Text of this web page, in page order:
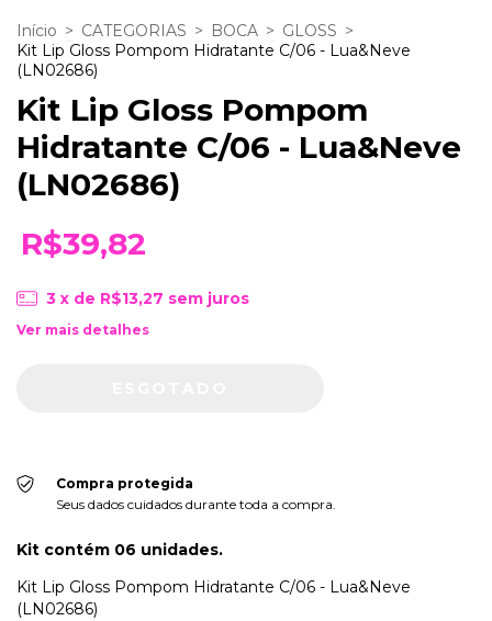
Início > CATEGORIAS > BOCA > GLOSS >
Kit Lip Gloss Pompom Hidratante C/06 - Lua&Neve
(LN02686)
Kit Lip Gloss Pompom
Hidratante C/06 - Lua&Neve
(LN02686)
R$39,82
3 x de R$13,27 sem juros
Ver mais detalhes
Compra protegida
Seus dados cuidados durante toda a compra.
Kit contém 06 unidades.
Kit Lip Gloss Pompom Hidratante C/06 - Lua&Neve
(LN02686)